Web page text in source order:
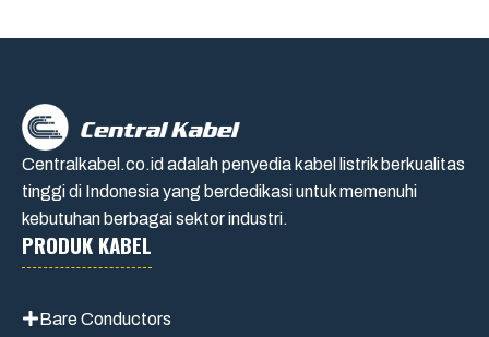
Centralkabel.co.id adalah penyedia kabel listrik berkualitas
tinggi di Indonesia yang berdedikasi untuk memenuhi
kebutuhan berbagai sektor industri.
PRODUK KABEL
Bare Conductors